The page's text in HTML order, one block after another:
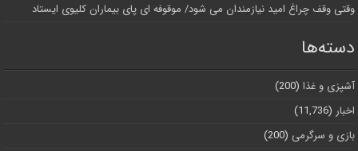
وقتی وقف چراغ امید نیازمندان می شود/ موقوفه ای پای بیماران کلیوی ایستاد
دسته‌ها
آشپزی و غذا (200)
اخبار (11,736)
بازی و سرگرمی (200)